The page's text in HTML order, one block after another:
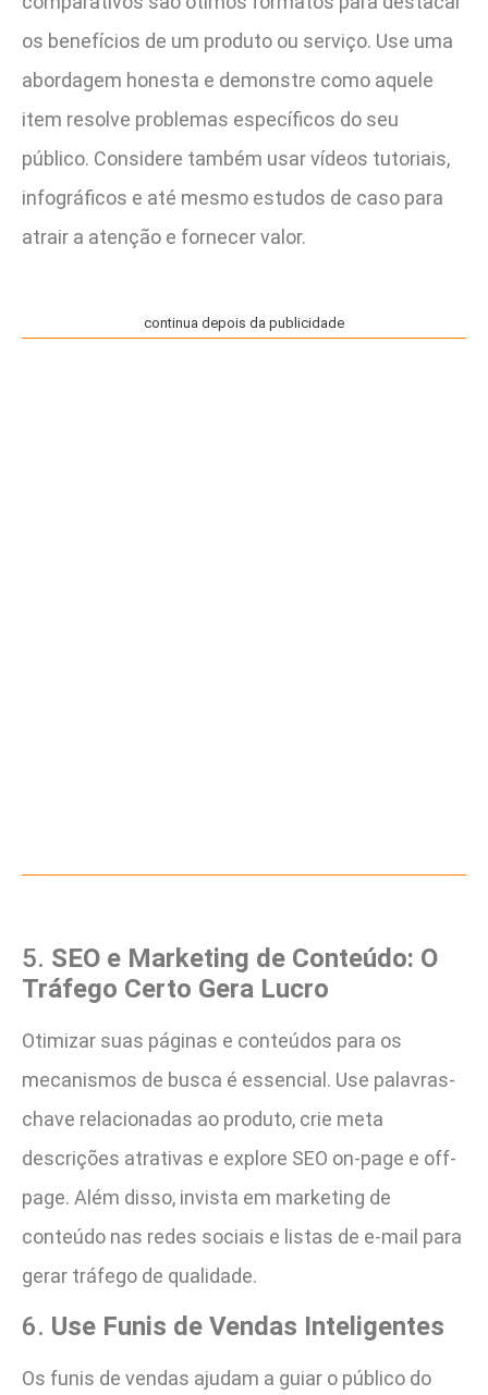
os benefícios de um produto ou serviço. Use uma
abordagem honesta e demonstre como aquele
item resolve problemas específicos do seu
público. Considere também usar vídeos tutoriais,
infográficos e até mesmo estudos de caso para
atrair a atenção e fornecer valor.
continua depois da publicidade
5. SEO e Marketing de Conteúdo: O
Tráfego Certo Gera Lucro
Otimizar suas páginas e conteúdos para os
mecanismos de busca é essencial. Use palavras-
chave relacionadas ao produto, crie meta
descrições atrativas e explore SEO on-page e off-
page. Além disso, invista em marketing de
conteúdo nas redes sociais e listas de e-mail para
gerar tráfego de qualidade.
6. Use Funis de Vendas Inteligentes
Os funis de vendas ajudam a guiar o público do